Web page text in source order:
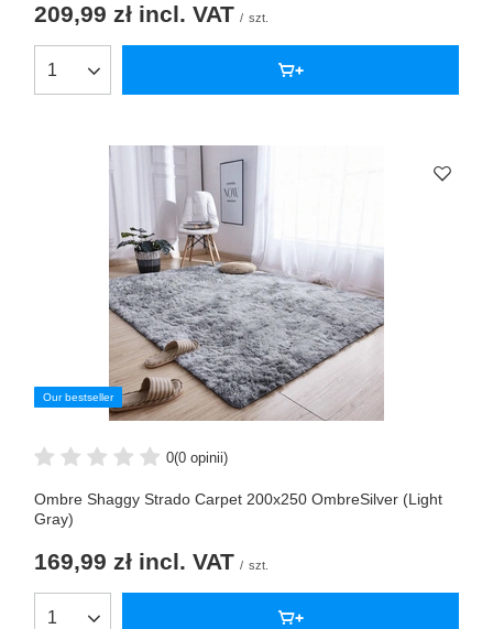
209,99 zł incl. VAT / szt.
Our bestseller
0(0 opinii)
Ombre Shaggy Strado Carpet 200x250 OmbreSilver (Light
Gray)
169,99 zł incl. VAT / szt.